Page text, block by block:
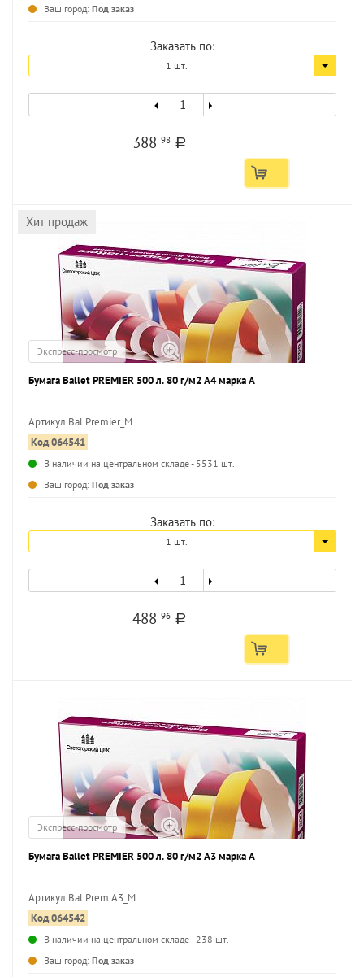
Ваш город: Под заказ
Заказать по:
1 шт.
38898 a
Хит продаж
Экспресс-просмотр
Бумага Ballet PREMIER 500 л. 80 г/м2 А4 марка А
Артикул Bal.Premier_M
Код 064541
В наличии на центральном складе - 5531 шт.
Ваш город: Под заказ
Заказать по:
1 шт.
48896 a
Экспресс-просмотр
Бумага Ballet PREMIER 500 л. 80 г/м2 А3 марка А
Артикул Bal.Prem.A3_M
Код 064542
В наличии на центральном складе - 238 шт.
Ваш город: Под заказ